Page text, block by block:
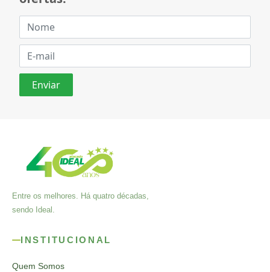
Entre os melhores. Há quatro décadas,
sendo Ideal.
INSTITUCIONAL
Quem Somos